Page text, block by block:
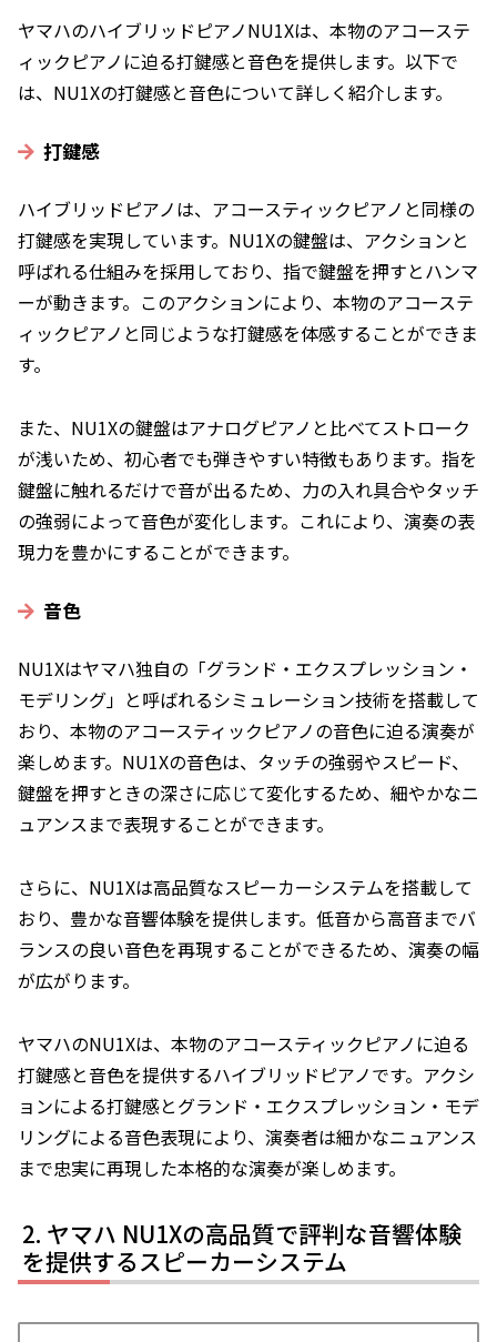
ヤマハのハイブリッドピアノNU1Xは、本物のアコーステ
ィックピアノに迫る打鍵感と音色を提供します。以下で
は、NU1Xの打鍵感と音色について詳しく紹介します。
打鍵感
ハイブリッドピアノは、アコースティックピアノと同様の
打鍵感を実現しています。NU1Xの鍵盤は、アクションと
呼ばれる仕組みを採用しており、指で鍵盤を押すとハンマ
ーが動きます。このアクションにより、本物のアコーステ
ィックピアノと同じような打鍵感を体感することができま
す。
また、NU1Xの鍵盤はアナログピアノと比べてストローク
が浅いため、初心者でも弾きやすい特徴もあります。指を
鍵盤に触れるだけで音が出るため、力の入れ具合やタッチ
の強弱によって音色が変化します。これにより、演奏の表
現力を豊かにすることができます。
音色
NU1Xはヤマハ独自の「グランド・エクスプレッション・
モデリング」と呼ばれるシミュレーション技術を搭載して
おり、本物のアコースティックピアノの音色に迫る演奏が
楽しめます。NU1Xの音色は、タッチの強弱やスピード、
鍵盤を押すときの深さに応じて変化するため、細やかなニ
ュアンスまで表現することができます。
さらに、NU1Xは高品質なスピーカーシステムを搭載して
おり、豊かな音響体験を提供します。低音から高音までバ
ランスの良い音色を再現することができるため、演奏の幅
が広がります。
ヤマハのNU1Xは、本物のアコースティックピアノに迫る
打鍵感と音色を提供するハイブリッドピアノです。アクシ
ョンによる打鍵感とグランド・エクスプレッション・モデ
リングによる音色表現により、演奏者は細かなニュアンス
まで忠実に再現した本格的な演奏が楽しめます。
ヤマハ NU1Xの高品質で評判な音響体験
を提供するスピーカーシステム